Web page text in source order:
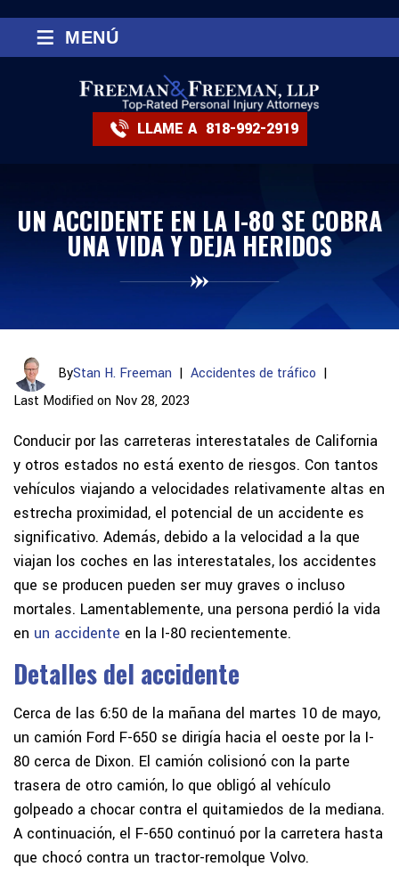
LLAME A 818-992-2919
≡ MENÚ
UN ACCIDENTE EN LA I-80 SE COBRA
UNA VIDA Y DEJA HERIDOS
ByStan H. Freeman | Accidentes de tráfico |
Last Modified on Nov 28, 2023
Conducir por las carreteras interestatales de California
y otros estados no está exento de riesgos. Con tantos
vehículos viajando a velocidades relativamente altas en
estrecha proximidad, el potencial de un accidente es
significativo. Además, debido a la velocidad a la que
viajan los coches en las interestatales, los accidentes
que se producen pueden ser muy graves o incluso
mortales. Lamentablemente, una persona perdió la vida
en un accidente en la I-80 recientemente.
Detalles del accidente
Cerca de las 6:50 de la mañana del martes 10 de mayo,
un camión Ford F-650 se dirigía hacia el oeste por la I-
80 cerca de Dixon. El camión colisionó con la parte
trasera de otro camión, lo que obligó al vehículo
golpeado a chocar contra el quitamiedos de la mediana.
A continuación, el F-650 continuó por la carretera hasta
que chocó contra un tractor-remolque Volvo.